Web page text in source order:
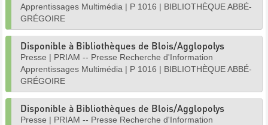
Apprentissages Multimédia | P 1016 | BIBLIOTHÈQUE ABBÉ-
GRÉGOIRE
Disponible à Bibliothèques de Blois/Agglopolys
Presse | PRIAM -- Presse Recherche d'Information
Apprentissages Multimédia | P 1016 | BIBLIOTHÈQUE ABBÉ-
GRÉGOIRE
Disponible à Bibliothèques de Blois/Agglopolys
Presse | PRIAM -- Presse Recherche d'Information